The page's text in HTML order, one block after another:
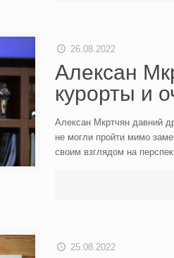
26.08.2022
Алексан
курорты и
Алексан Мкртчян давний
не могли пройти мимо
своим взглядом на
25.08.2022